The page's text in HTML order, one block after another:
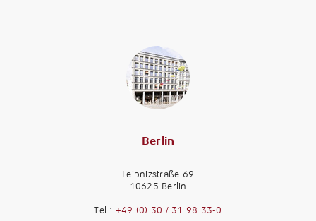
Berlin
Leibnizstraße 69
10625 Berlin
Tel.: +49 (0) 30 / 31 98 33-0